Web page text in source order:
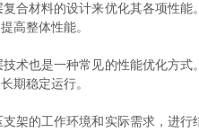
材料的设计来优化其各项性能
高整体性能。
也是一种常见的性能优化方式
期稳定运行。
的工作环境和实际需求，进行